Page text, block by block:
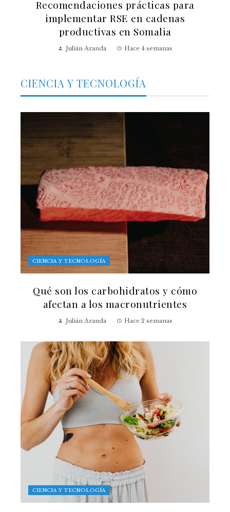
Recomendaciones prácticas para
implementar RSE en cadenas
productivas en Somalia
Julián Aranda Hace 4 semanas
CIENCIA Y TECNOLOGÍA
CIENCIA Y TECNOLOGÍA
Qué son los carbohidratos y cómo
afectan a los macronutrientes
Julián Aranda Hace 2 semanas
CIENCIA Y TECNOLOGÍA